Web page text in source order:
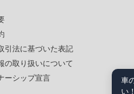
引法に基づいた表記
の取り扱いについて
ーシップ宣言
車
い！